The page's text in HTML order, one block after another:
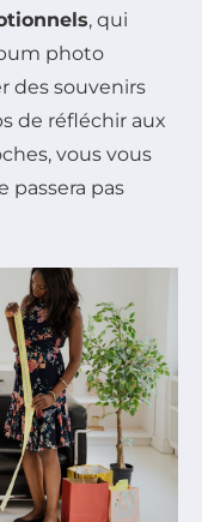
, qui
photo
des souvenirs
de réfléchir aux
vous vous
passera pas